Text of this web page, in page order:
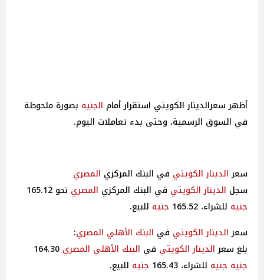
أظهر سعرالدينار الكويتي استقرار أمام الجنيه بصورة ملحوظة
في السوق الرسمية، وحتى بدء تعاملات اليوم.
سعرالدينار الكويتي في البنك المركزي المصري
سجل الدينار الكويتي في البنك المركزي المصري نحو 165.12
جنيه للشراء، 165.52 جنيه للبيع.
سعرالدينار الكويتي في البنك الأهلي المصري:
بلغ سعرالدينار الكويتي في البنك الأهلي المصري
جنيه جنيه للشراء، 165.43 جنيه للبيع.